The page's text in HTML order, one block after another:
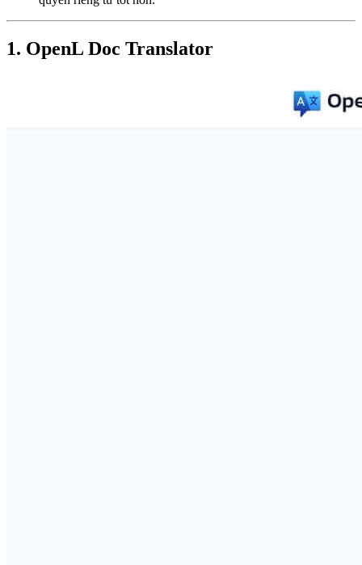
1. OpenL Doc Translator